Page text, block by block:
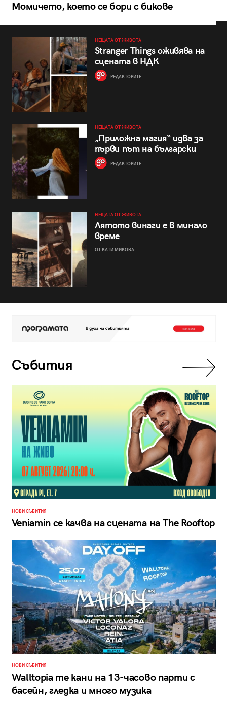
Момичето, което се бори с бикове
НЕЩАТА ОТ ЖИВОТА
Stranger Things оживява на
сцената в НДК
РЕДАКТОРИТЕ
НЕЩАТА ОТ ЖИВОТА
„Приложна магия“ идва за
първи път на български
РЕДАКТОРИТЕ
НЕЩАТА ОТ ЖИВОТА
Лятото винаги е в минало
време
ОТ КАТИ МИКОВА
Събития
НОВИ СЪБИТИЯ
Veniamin се качва на сцената на The Rooftop
НОВИ СЪБИТИЯ
Walltopia те кани на 13-часово парти с
басейн, гледка и много музика